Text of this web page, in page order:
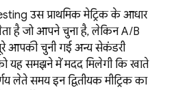
उस प्राथमिक मेट्रिक के आधार
है जो आपने चुना है, लेकिनA/B
आपकी चुनी गई अन्य सेकंडरी
यह समझने में मदद मिलेगी कि खाते
लेते समय इन द्वितीयक मीट्रिक का